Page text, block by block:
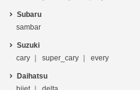
Subaru
sambar
Suzuki
cary
super_cary every
Daihatsu